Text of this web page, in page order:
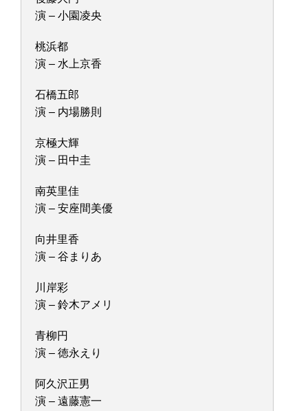
演 – 小園凌央
桃浜都
演 – 水上京香
石橋五郎
演 – 内場勝則
京極大輝
演 – 田中圭
南英里佳
演 – 安座間美優
向井里香
演 – 谷まりあ
川岸彩
演 – 鈴木アメリ
青柳円
演 – 徳永えり
阿久沢正男
演 – 遠藤憲一